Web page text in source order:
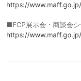
https://
■FCP展示会・商談会
https://